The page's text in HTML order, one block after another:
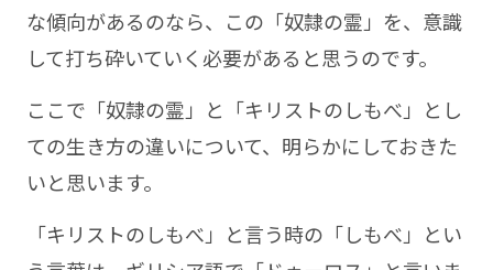
な傾向があるのなら、この「奴隷の霊」を、意識
して打ち砕いていく必要があると思うのです。
ここで「奴隷の霊」と「キリストのしもべ」とし
ての生き方の違いについて、明らかにしておきた
いと思います。
「キリストのしもべ」と言う時の「しもべ」とい